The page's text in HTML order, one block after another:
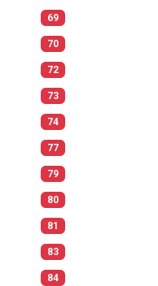
69
70
72
73
74
77
79
80
81
83
84